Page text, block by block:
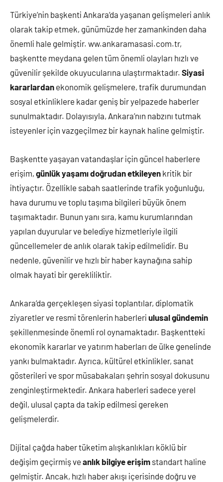
Türkiye’nin başkenti Ankara’da yaşanan gelişmeleri anlık
olarak takip etmek, günümüzde her zamankinden daha
önemli hale gelmiştir. ww.ankaramasasi.com.tr,
başkentte meydana gelen tüm önemli olayları hızlı ve
güvenilir şekilde okuyucularına ulaştırmaktadır. Siyasi
kararlardan ekonomik gelişmelere, trafik durumundan
sosyal etkinliklere kadar geniş bir yelpazede haberler
sunulmaktadır. Dolayısıyla, Ankara’nın nabzını tutmak
isteyenler için vazgeçilmez bir kaynak haline gelmiştir.
Başkentte yaşayan vatandaşlar için güncel haberlere
erişim, günlük yaşamı doğrudan etkileyen kritik bir
ihtiyaçtır. Özellikle sabah saatlerinde trafik yoğunluğu,
hava durumu ve toplu taşıma bilgileri büyük önem
taşımaktadır. Bunun yanı sıra, kamu kurumlarından
yapılan duyurular ve belediye hizmetleriyle ilgili
güncellemeler de anlık olarak takip edilmelidir. Bu
nedenle, güvenilir ve hızlı bir haber kaynağına sahip
olmak hayati bir gerekliliktir.
Ankara’da gerçekleşen siyasi toplantılar, diplomatik
ziyaretler ve resmi törenlerin haberleri ulusal gündemin
şekillenmesinde önemli rol oynamaktadır. Başkentteki
ekonomik kararlar ve yatırım haberları de ülke genelinde
yankı bulmaktadır. Ayrıca, kültürel etkinlikler, sanat
gösterileri ve spor müsabakaları şehrin sosyal dokusunu
zenginleştirmektedir. Ankara haberleri sadece yerel
değil, ulusal çapta da takip edilmesi gereken
gelişmelerdir.
Dijital çağda haber tüketim alışkanlıkları köklü bir
değişim geçirmiş ve anlık bilgiye erişim standart haline
gelmiştir. Ancak, hızlı haber akışı içerisinde doğru ve